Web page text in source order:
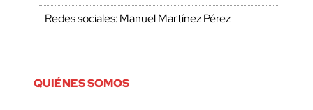
Redes sociales: Manuel Martínez Pérez
QUIÉNES SOMOS